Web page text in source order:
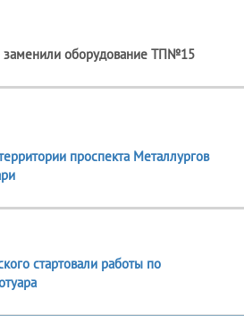
оборудование ТП№15
проспекта Металлургов
стартовали работы по